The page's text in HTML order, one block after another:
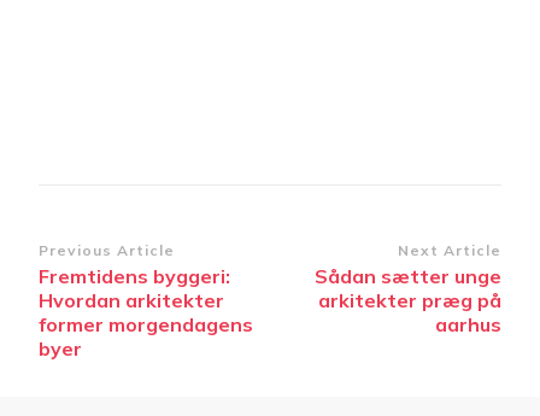
Post
Navigation
Previous Article
Fremtidens byggeri:
Hvordan arkitekter
former morgendagens
byer
Next Article
Sådan sætter unge
arkitekter præg på
aarhus